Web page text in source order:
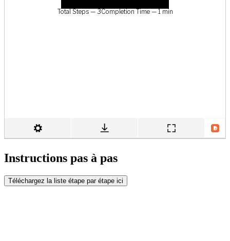
Instructions pas à pas
Téléchargez la liste étape par étape ici